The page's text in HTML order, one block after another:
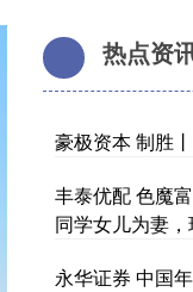
热点资
豪极资本 制胜
丰泰优配 色魔
同学女儿为妻
永华证券 中国